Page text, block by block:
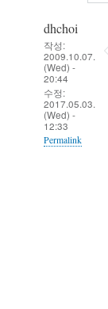
dhchoi
작성:
2009.10.07.
(Wed) -
20:44
수정:
2017.05.03.
(Wed) -
12:33
Permalink